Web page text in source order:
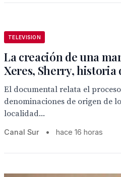
TELEVISION
La creación de una
Xeres, Sherry, historia
El documental relata el
denominaciones de origen de
localidad...
Canal Sur • hace 16 horas